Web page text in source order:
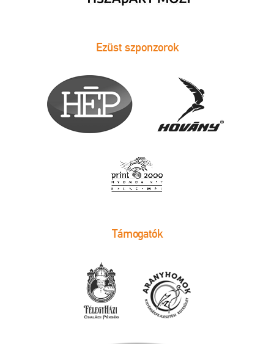
Ezüst szponzorok
Támogatók